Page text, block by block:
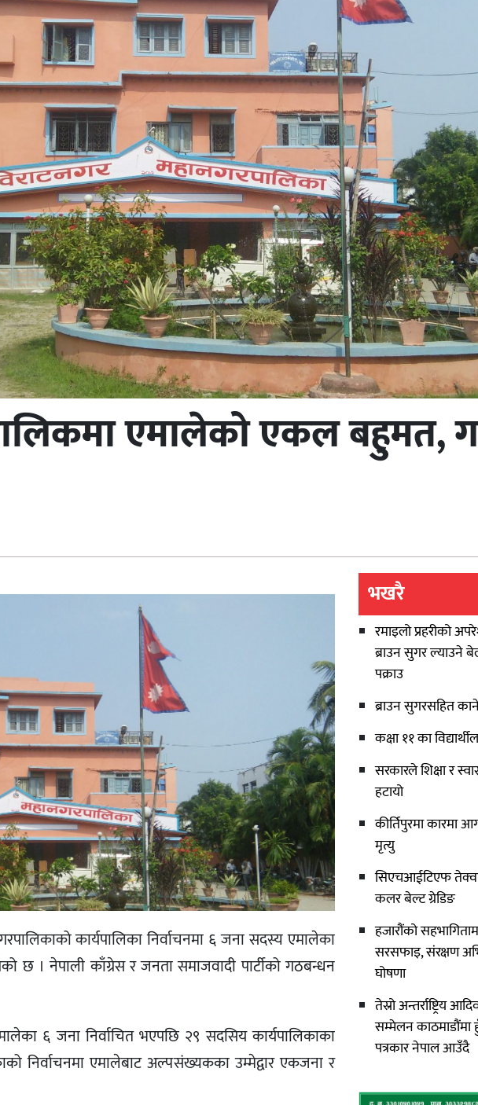
एमालेको एकल बहुमत,
कार्यपालिका निर्वाचनमा ६ जना सदस्य एमालेका
छ । नेपाली काँग्रेस र जनता समाजवादी पार्टीको गठबन्धन
६ जना निर्वाचित भएपछि २९ सदसिय कार्यपालिकाका
निर्वाचनमा एमालेबाट अल्पसंख्यकका उम्मेद्वार एकजना र
भखरै
रमाइलो प्रहरीको
ब्राउन सुगर ल्याउने
पक्राउ
ब्राउन सुगरसहित
कक्षा ११ का
सरकारले शिक्षा र
हटायो
कीर्तिपुरमा कारमा
मृत्यु
सिएचआईटिएफ
कलर बेल्ट ग्रेडिङ
हजारौंको
सरसफाइ, संरक्षण
घोषणा
तेस्रो अन्तर्राष्ट्रिय
सम्मेलन
पत्रकार नेपाल आउँदै